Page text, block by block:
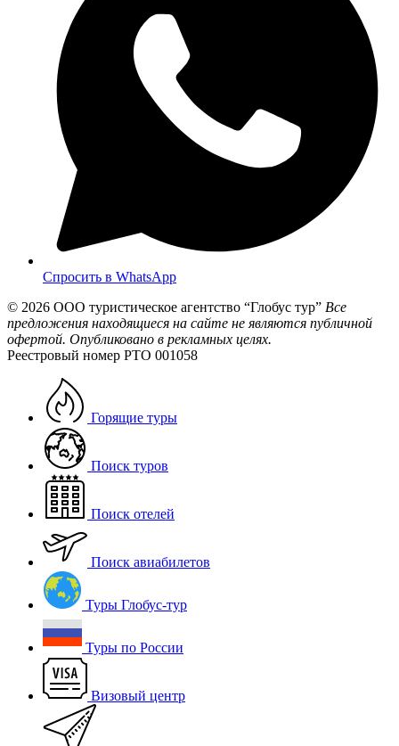
Спросить в WhatsApp
© 2026 ООО туристическое агентство “Глобус тур” Все
предложения находящиеся на сайте не являются публичной
офертой. Опубликовано в рекламных целях.
Реестровый номер РТО 001058
Горящие туры
Поиск туров
Поиск отелей
Поиск авиабилетов
Туры Глобус-тур
Туры по России
Визовый центр